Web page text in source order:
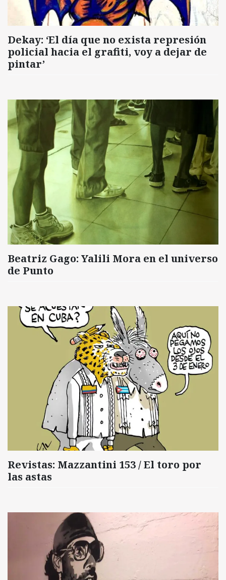
Dekay: ‘El día que no exista represión
policial hacia el grafiti, voy a dejar de
pintar’
Beatriz Gago: Yalili Mora en el universo
de Punto
Revistas: Mazzantini 153 / El toro por
las astas